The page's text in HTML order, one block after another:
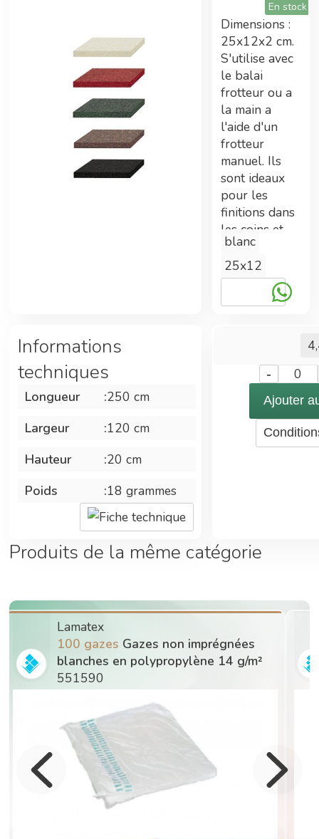
Tarifs préférentiels
Adhérent Econeto, vous avez participé au
financement de cette centrale vous permettant
maintenant de bénéficier de prix avantageux.
Double gains
En plus des tarifs préférentiels, commander
sur la centrale d'achat permet également
d'améliorer les technologies Econeto
En stock
Dimensions :
25x12x2 cm.
S'utilise avec
le balai
frotteur ou a
la main a
l'aide d'un
frotteur
manuel. Ils
sont ideaux
pour les
finitions dans
les coins et
endroits
inaccessibles
aux machines.
La qualite est
efficacite et
une duree
d'utilisation
superieure et
similaire a
l'action portee
blanc
25x12
Informations
techniques
Longueur :250 cm
Largeur
:120 cm
Hauteur
:20 cm
Poids
:18 grammes
Fiche technique
- 0
Ajouter
Produits de la même catégorie
Lamatex
100 gazes Gazes non imprégnées
blanches en polypropylène 14 g/m²
551590